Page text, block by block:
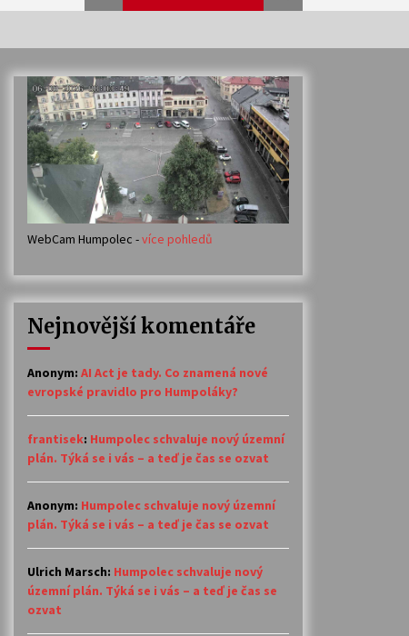
Veselí muzikanti
30. 7. 2026
Votavžatský ploty
23. 7. 2026
14. 7. 2026
30. 6. 2026
WebCam Humpolec -více pohledů
Nejnovější komentáře
Anonym: AI Act je tady. Co znamená nové
evropské pravidlo pro Humpoláky?
frantisek: Humpolec schvaluje nový územní
plán. Týká se i vás – a teď je čas se ozvat
Anonym: Humpolec schvaluje nový územní
plán. Týká se i vás – a teď je čas se ozvat
Ulrich Marsch: Humpolec schvaluje nový
územní plán. Týká se i vás – a teď je čas se
ozvat